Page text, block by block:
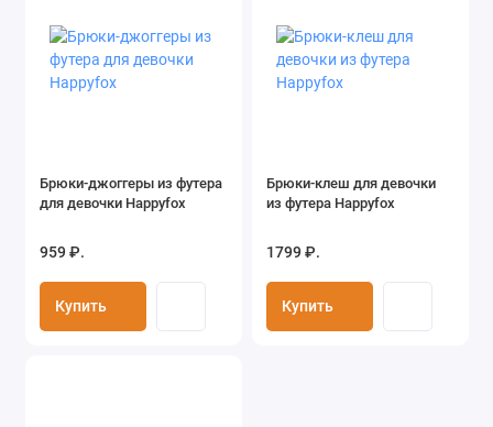
Брюки-джоггеры из футера
для девочки Happyfox
959 ₽.
Купить
Брюки-клеш для девочки
из футера Happyfox
1799 ₽.
Купить